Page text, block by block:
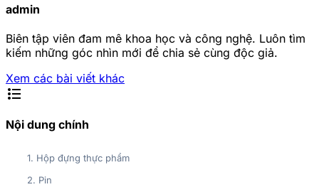
admin
Biên tập viên đam mê khoa học và công nghệ. Luôn tìm
kiếm những góc nhìn mới để chia sẻ cùng độc giả.
Xem các bài viết khác
format_list_bulleted
Nội dung chính
1. Hộp đựng thực phẩm
2. Pin